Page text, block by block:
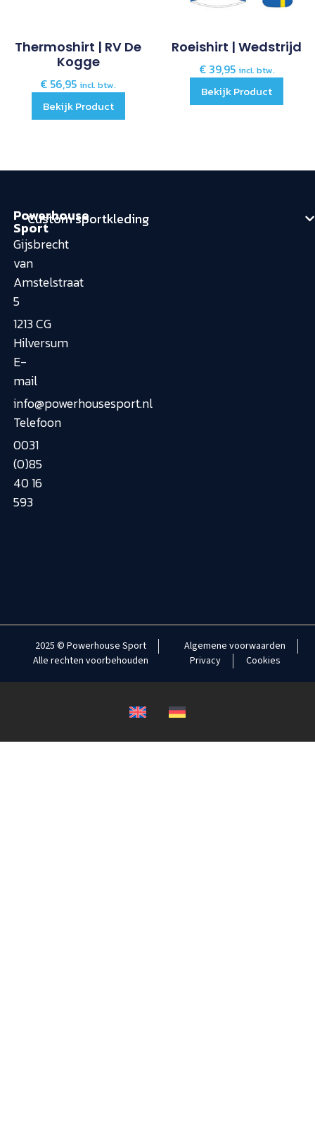
Thermoshirt | RV De
Kogge
€ 56,95 incl. btw.
Bekijk Product
Roeishirt | Wedstrijd
€39,95 incl. btw.
Bekijk Product
Powerhouse
Sport
Gijsbrecht
van
Amstelstraat
5
1213 CG
Hilversum
E-
mail
info@powerhousesport.nl
Telefoon
0031
(0)85
40 16
593
Custom sportkleding
2025 © Powerhouse Sport
Alle rechten voorbehouden
Algemene voorwaarden
Privacy
Cookies